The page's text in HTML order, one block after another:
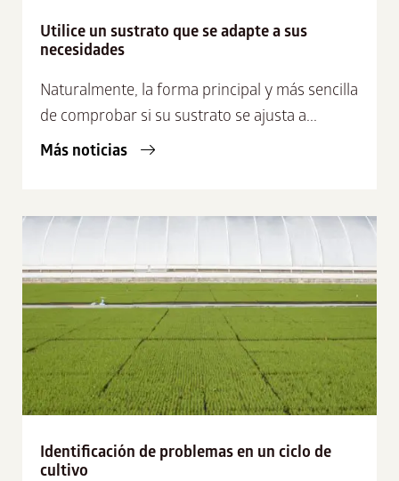
Utilice un sustrato que se adapte a sus
necesidades
Naturalmente, la forma principal y más sencilla
de comprobar si su sustrato se ajusta a...
Más noticias
Identificación de problemas en un ciclo de
cultivo